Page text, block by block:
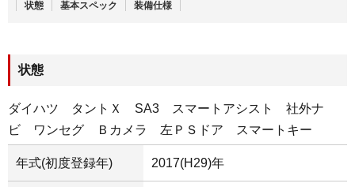
状態 基本スペック 装備仕様
状態
ダイハツ タントＸ SA3 スマートアシスト 社外ナ
ビ ワンセグ Ｂカメラ 左ＰＳドア スマートキー
年式(初度登録年) 2017(H29)年